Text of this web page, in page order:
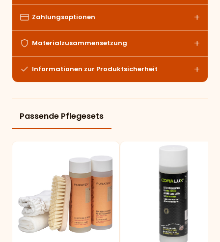
Zahlungsoptionen
Materialzusammensetzung
Informationen zur Produktsicherheit
Passende Pflegesets